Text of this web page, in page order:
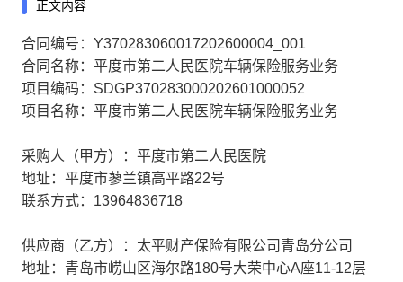
正文内容
合同编号：Y370283060017202600004_001
合同名称：平度市第二人民医院车辆保险服务业务
项目编码：SDGP370283000202601000052
项目名称：平度市第二人民医院车辆保险服务业务
采购人（甲方）：平度市第二人民医院
地址：平度市蓼兰镇高平路22号
联系方式：13964836718
供应商（乙方）：太平财产保险有限公司青岛分公司
地址：青岛市崂山区海尔路180号大荣中心A座11-12层